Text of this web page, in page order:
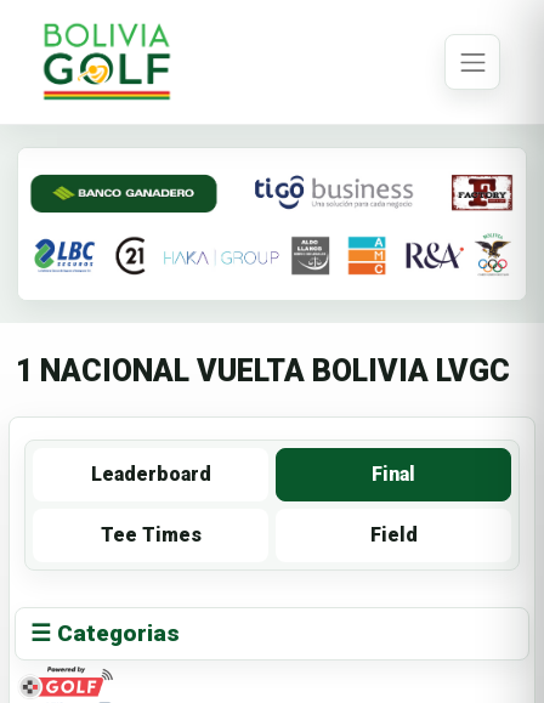
1 NACIONAL VUELTA BOLIVIA LVGC
Leaderboard Final
Tee Times Field
☰ Categorias